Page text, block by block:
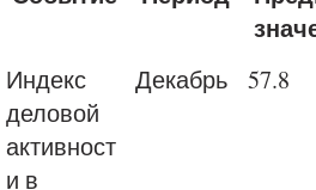
Индекс
деловой
активност
и в
Декабрь 57.8